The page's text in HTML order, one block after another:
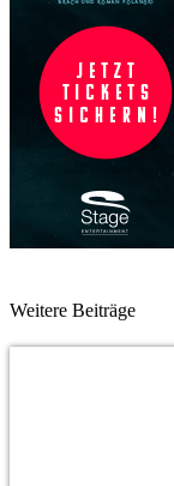
Weitere Beiträge